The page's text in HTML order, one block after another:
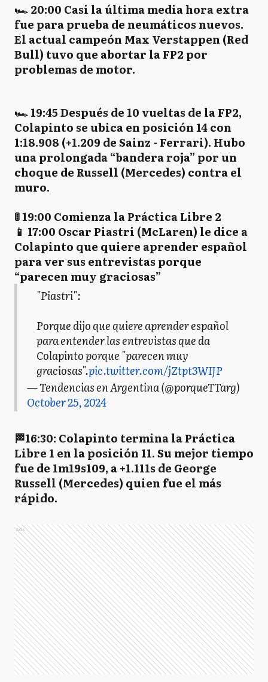
🏎 20:00 Casi la última media hora extra
fue para prueba de neumáticos nuevos.
El actual campeón Max Verstappen (Red
Bull) tuvo que abortar la FP2 por
problemas de motor.
🏎 19:45 Después de 10 vueltas de la FP2,
Colapinto se ubica en posición 14 con
1:18.908 (+1.209 de Sainz - Ferrari). Hubo
una prolongada “bandera roja” por un
choque de Russell (Mercedes) contra el
muro.
🚦 19:00 Comienza la Práctica Libre 2
📱 17:00 Oscar Piastri (McLaren) le dice a
Colapinto que quiere aprender español
para ver sus entrevistas porque
“parecen muy graciosas”
"Piastri":
Porque dijo que quiere aprender español
para entender las entrevistas que da
Colapinto porque "parecen muy
graciosas".pic.twitter.com/jZtpt3WIJP
— Tendencias en Argentina (@porqueTTarg)
October 25, 2024
🏁16:30: Colapinto termina la Práctica
Libre 1 en la posición 11. Su mejor tiempo
fue de 1m19s109, a +1.111s de George
Russell (Mercedes) quien fue el más
rápido.
Ads